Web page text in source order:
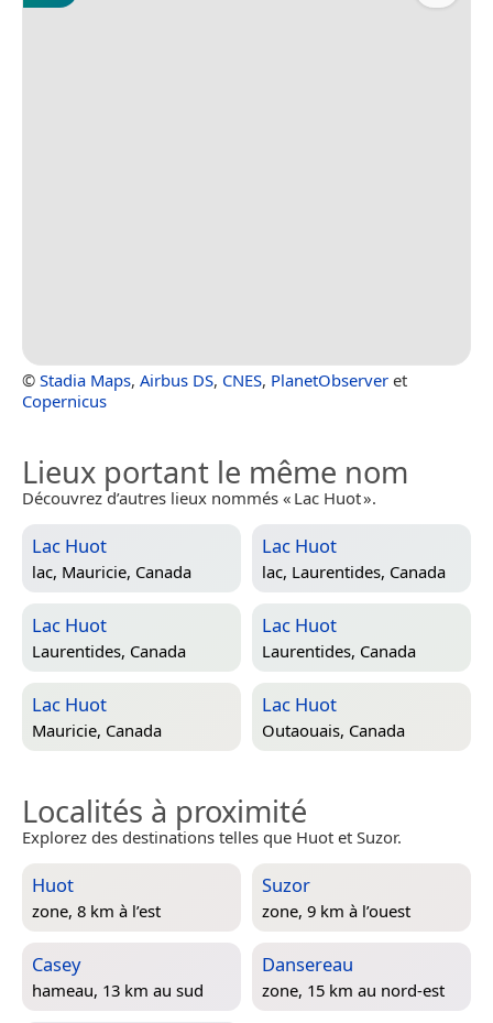
© Stadia Maps, Airbus DS, CNES, PlanetObserver et
Copernicus
Lieux portant le même nom
Découvrez d’autres lieux nommés « Lac Huot ».
Lac Huot
lac, Mauricie, Canada
Lac Huot
lac, Laurentides, Canada
Lac Huot
Laurentides, Canada
Lac Huot
Laurentides, Canada
Lac Huot
Mauricie, Canada
Lac Huot
Outaouais, Canada
Localités à proximité
Explorez des destinations telles que Huot et Suzor.
Huot
zone, 8 km à l’est
Suzor
zone, 9 km à l’ouest
Casey
hameau, 13 km au sud
Dansereau
zone, 15 km au nord-est